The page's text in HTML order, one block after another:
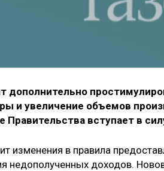
дополнительно
и увеличение объемов
Правительства вступает в
изменения в правила
недополученных доходов.